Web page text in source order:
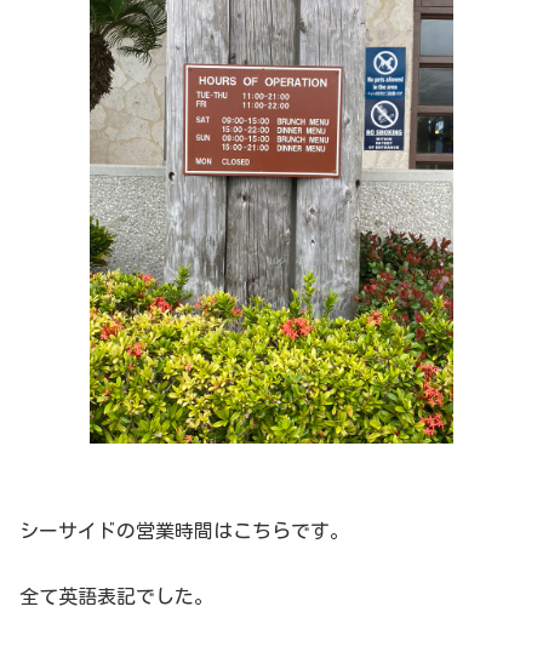
シーサイドの営業時間はこちらです。
全て英語表記でした。